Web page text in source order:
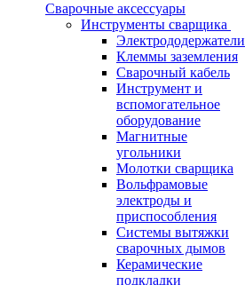
Сварочные аксессуары
Инструменты сварщика
Электрододержатели
Клеммы заземления
Сварочный кабель
Инструмент и
вспомогательное
оборудование
Магнитные
угольники
Молотки сварщика
Вольфрамовые
электроды и
приспособления
Системы вытяжки
сварочных дымов
Керамические
подкладки